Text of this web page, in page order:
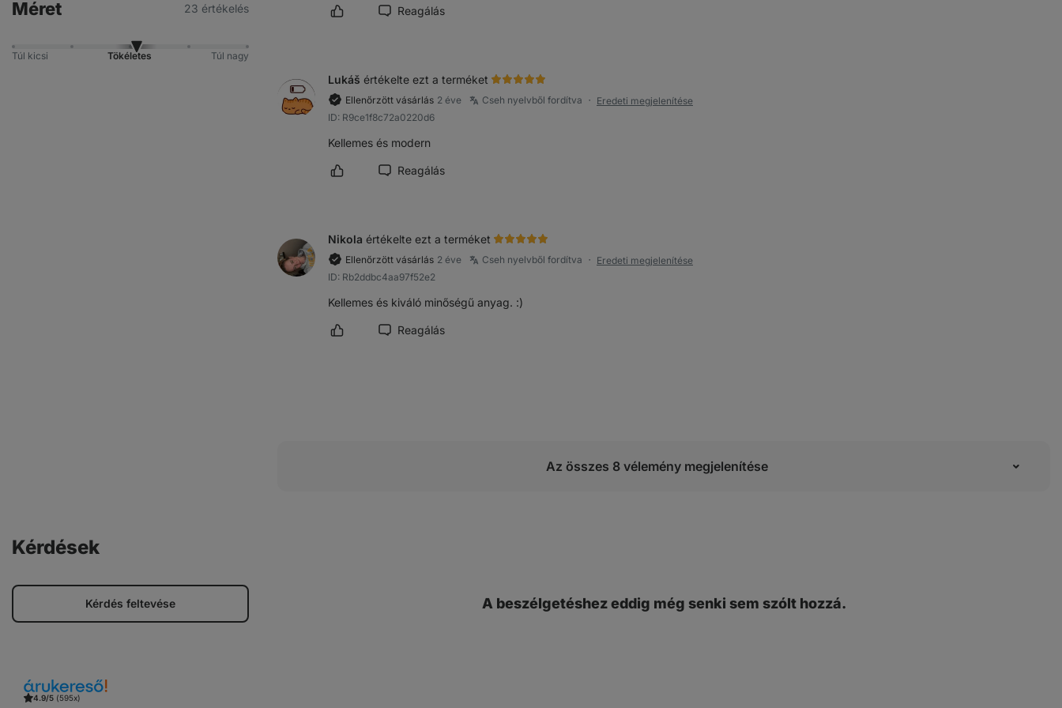
Méret 23 értékelés
Túl kicsi Tökéletes Túl nagy
Vélemény hasznosnak jelölése
Reagálás
Lukáš értékelte ezt a terméket
Ellenőrzött vásárlás 2 éve Cseh nyelvből fordítva ●
Eredeti megjelenítése
ID: R9ce1f8c72a0220d6
Kellemes és modern
Vélemény hasznosnak jelölése
Reagálás
Nikola értékelte ezt a terméket
Ellenőrzött vásárlás 2 éve Cseh nyelvből fordítva ●
Eredeti megjelenítése
ID: Rb2ddbc4aa97f52e2
Kellemes és kiváló minőségű anyag. :)
Vélemény hasznosnak jelölése
Reagálás
Az összes 8 vélemény megjelenítése
Kérdések
Kérdés feltevése A beszélgetéshez eddig még senki sem szólt hozzá.
4.9/5 (595x)